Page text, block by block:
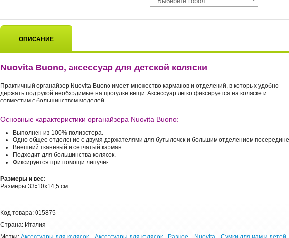
ОПИСАНИЕ
Nuovita Buono, аксессуар для детской коляски
Практичный органайзер Nuovita Buono имеет множество карманов и отделений, в которых удобно
держать под рукой необходимые на прогулке вещи. Аксессуар легко фиксируется на коляске и
совместим с большинством моделей.
Основные характеристики органайзера Nuovita Buono:
Выполнен из 100% полиэстера.
Одно общее отделение с двумя держателями для бутылочек и большим отделением посередине.
Внешний тканевый и сетчатый карман.
Подходит для большинства колясок.
Фиксируется при помощи липучек.
Размеры и вес:
Размеры 33х10х14,5 см
Код товара: 015875
Страна: Италия
Метки: Аксессуары для колясок Аксессуары для колясок - Разное Nuovita Сумки для мам и детей